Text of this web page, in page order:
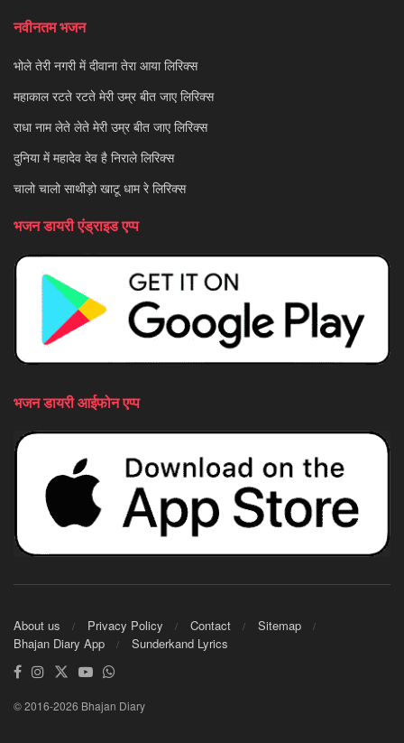
नवीनतम भजन
भोले तेरी नगरी में दीवाना तेरा आया लिरिक्स
महाकाल रटते रटते मेरी उम्र बीत जाए लिरिक्स
राधा नाम लेते लेते मेरी उम्र बीत जाए लिरिक्स
दुनिया में महादेव देव है निराले लिरिक्स
चालो चालो साथीड़ो खाटू धाम रे लिरिक्स
भजन डायरी एंड्राइड एप्प
भजन डायरी आईफोन एप्प
About us Privacy Policy Contact
Sitemap
Bhajan Diary App
Sunderkand Lyrics
© 2016-2026 Bhajan Diary